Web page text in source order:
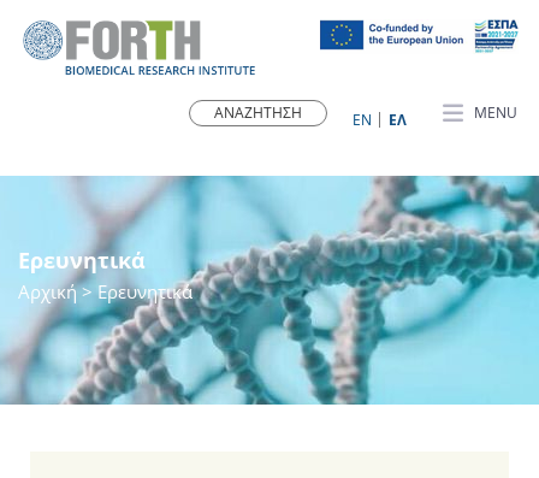
MENU
ΕN ΕΛ
Ερευνητικά
Αρχική> Ερευνητικά